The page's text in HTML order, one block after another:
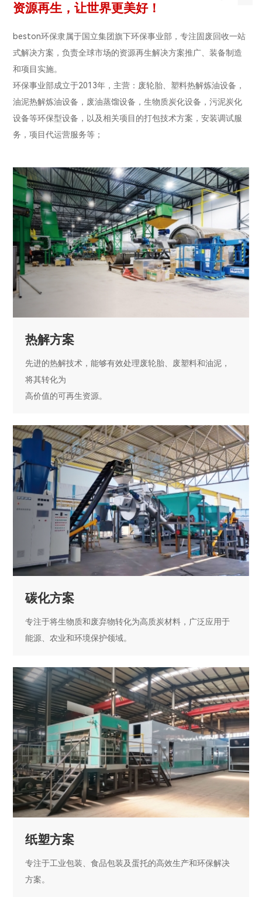
资源再生，让世界更美好！
beston环保隶属于国立集团旗下环保事业部，专注固废回收一站
式解决方案，负责全球市场的资源再生解决方案推广、装备制造
和项目实施。
环保事业部成立于2013年，主营：废轮胎、塑料热解炼油设备，
油泥热解炼油设备，废油蒸馏设备，生物质炭化设备，污泥炭化
设备等环保型设备，以及相关项目的打包技术方案，安装调试服
务，项目代运营服务等；
热解方案
先进的热解技术，能够有效处理废轮胎、废塑料和油泥，
将其转化为
高价值的可再生资源。
碳化方案
专注于将生物质和废弃物转化为高质炭材料，广泛应用于
能源、农业和环境保护领域。
纸塑方案
专注于工业包装、食品包装及蛋托的高效生产和环保解决
方案。